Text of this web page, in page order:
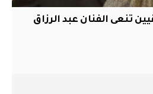
تنعى الفنان عبد الرزاق